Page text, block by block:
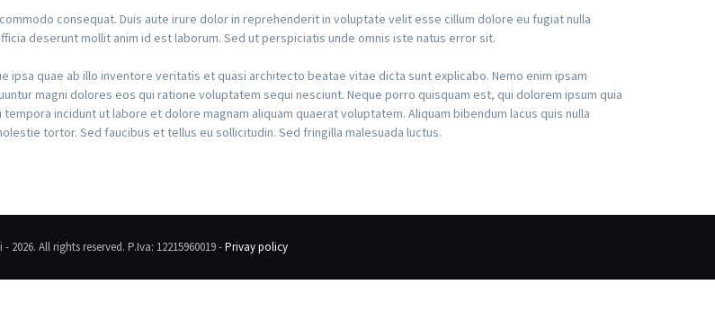
consequat. Duis aute irure dolor in reprehenderit in voluptate velit esse cillum dolore eu fugiat nulla
deserunt mollit anim id est laborum. Sed ut perspiciatis unde omnis iste natus error sit.
ipsa quae ab illo inventore veritatis et quasi architecto beatae vitae dicta sunt explicabo. Nemo enim ipsam
magni dolores eos qui ratione voluptatem sequi nesciunt. Neque porro quisquam est, qui dolorem ipsum quia
incidunt ut labore et dolore magnam aliquam quaerat voluptatem. Aliquam bibendum lacus quis nulla
tortor. Sed faucibus et tellus eu sollicitudin. Sed fringilla malesuada luctus.
2026. All rights reserved. P.Iva: 12215960019 -Privay policy